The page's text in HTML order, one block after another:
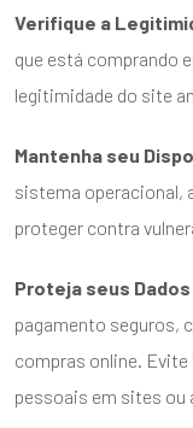
Verifique a
que está comprando
legitimidade do site
Mantenha seu
sistema operacional,
proteger contra
Proteja seus
pagamento seguros,
compras online.
pessoais em sites ou